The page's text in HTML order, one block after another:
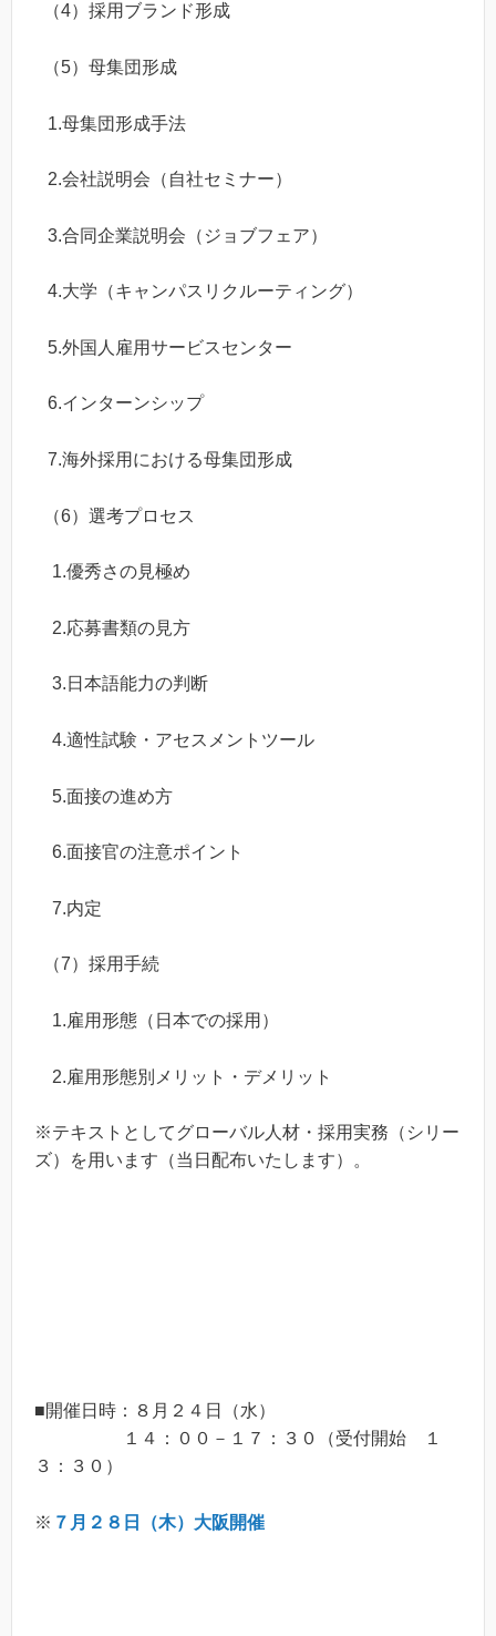
（4）採用ブランド形成
（5）母集団形成
1.母集団形成手法
2.会社説明会（自社セミナー）
3.合同企業説明会（ジョブフェア）
4.大学（キャンパスリクルーティング）
5.外国人雇用サービスセンター
6.インターンシップ
7.海外採用における母集団形成
（6）選考プロセス
1.優秀さの見極め
2.応募書類の見方
3.日本語能力の判断
4.適性試験・アセスメントツール
5.面接の進め方
6.面接官の注意ポイント
7.内定
（7）採用手続
1.雇用形態（日本での採用）
2.雇用形態別メリット・デメリット
※テキストとしてグローバル人材・採用実務（シリー
ズ）を用います（当日配布いたします）。
■開催日時：８月２４日（水）
１４：００－１７：３０（受付開始 １
３：３０）
※ ７月２８日（木）大阪開催